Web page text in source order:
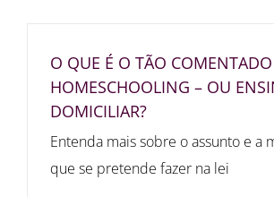
O QUE É O TÃO COMENTADO
HOMESCHOOLING – OU
DOMICILIAR?
Entenda mais sobre o assunto e a
que se pretende fazer na lei